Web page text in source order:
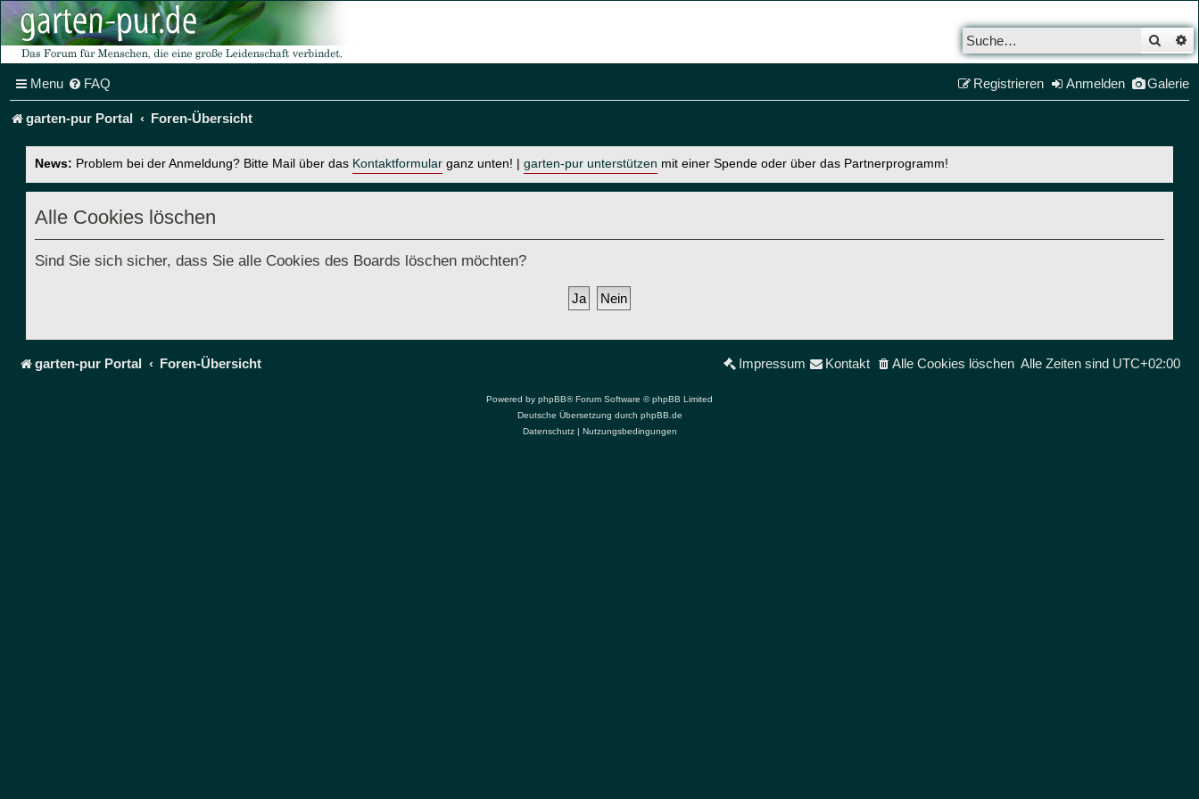
Menu FAQ Galerie
Anmelden
Registrieren
garten-pur Portal Foren-Übersicht
News: Problem bei der Anmeldung? Bitte Mail über das Kontaktformular ganz unten! | garten-pur unterstützen mit einer Spende oder über das Partnerprogramm!
Alle Cookies löschen
Sind Sie sich sicher, dass Sie alle Cookies des Boards löschen möchten?
garten-pur Portal Foren-Übersicht Alle Zeiten sind UTC+02:00
Alle Cookies löschen
Impressum Kontakt
Powered by phpBB® Forum Software © phpBB Limited
Deutsche Übersetzung durch phpBB.de
Datenschutz| Nutzungsbedingungen